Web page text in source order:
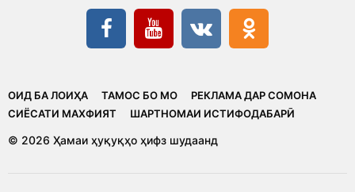
ОИД БА ЛОИҲА ТАМОС БО МО
РЕКЛАМА ДАР СОМОНА
CИЁСАТИ МАХФИЯТ
ШАРТНОМАИ ИСТИФОДАБАРӢ
© 2026 Ҳамаи ҳуқуқҳо ҳифз шудаанд